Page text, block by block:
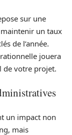
sur une
un taux
de l’année.
jouera
de votre projet.
un impact non
mais